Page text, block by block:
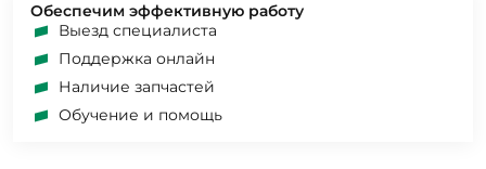
Обеспечим эффективную работу
Выезд специалиста
Поддержка онлайн
Наличие запчастей
Обучение и помощь